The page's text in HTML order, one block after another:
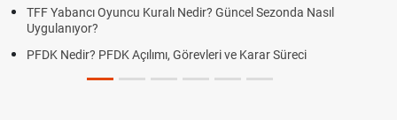
TFF Yabancı Oyuncu Kuralı Nedir? Güncel Sezonda Nasıl
Uygulanıyor?
PFDK Nedir? PFDK Açılımı, Görevleri ve Karar Süreci